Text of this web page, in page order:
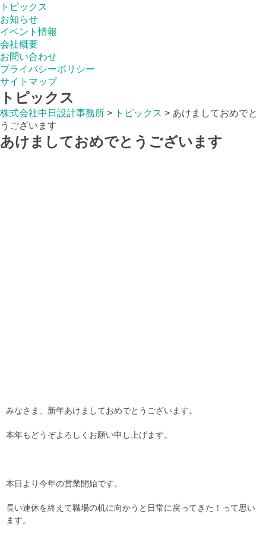
トピックス
お知らせ
イベント情報
会社概要
お問い合わせ
プライバシーポリシー
サイトマップ
トピックス
株式会社中日設計事務所 > トピックス > あけましておめでと
うございます
あけましておめでとうございます
みなさま、新年あけましておめでとうございます。
本年もどうぞよろしくお願い申し上げます。
本日より今年の営業開始です。
長い連休を終えて職場の机に向かうと日常に戻ってきた！って思い
ます。